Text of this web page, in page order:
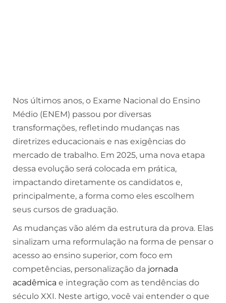
Nos últimos anos, o Exame Nacional do Ensino
Médio (ENEM) passou por diversas
transformações, refletindo mudanças nas
diretrizes educacionais e nas exigências do
mercado de trabalho. Em 2025, uma nova etapa
dessa evolução será colocada em prática,
impactando diretamente os candidatos e,
principalmente, a forma como eles escolhem
seus cursos de graduação.
As mudanças vão além da estrutura da prova. Elas
sinalizam uma reformulação na forma de pensar o
acesso ao ensino superior, com foco em
competências, personalização da jornada
acadêmica e integração com as tendências do
século XXI. Neste artigo, você vai entender o que